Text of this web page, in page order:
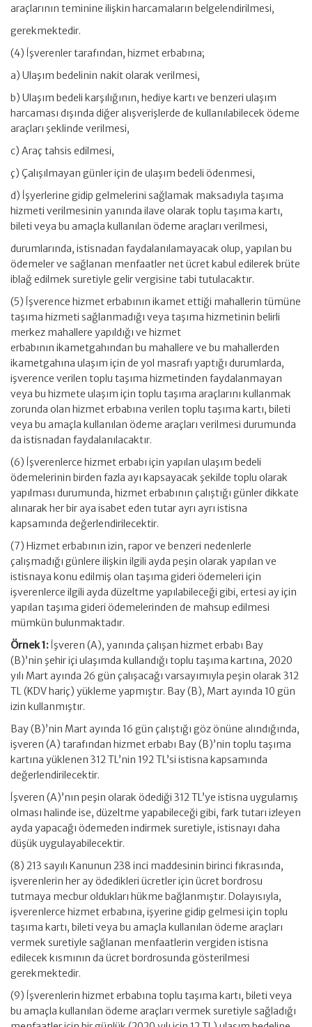
araçlarının teminine ilişkin harcamaların belgelendirilmesi,
gerekmektedir.
(4) İşverenler tarafından, hizmet erbabına;
a) Ulaşım bedelinin nakit olarak verilmesi,
b) Ulaşım bedeli karşılığının, hediye kartı ve benzeri ulaşım
harcaması dışında diğer alışverişlerde de kullanılabilecek ödeme
araçları şeklinde verilmesi,
c) Araç tahsis edilmesi,
ç) Çalışılmayan günler için de ulaşım bedeli ödenmesi,
d) İşyerlerine gidip gelmelerini sağlamak maksadıyla taşıma
hizmeti verilmesinin yanında ilave olarak toplu taşıma kartı,
bileti veya bu amaçla kullanılan ödeme araçları verilmesi,
durumlarında, istisnadan faydalanılamayacak olup, yapılan bu
ödemeler ve sağlanan menfaatler net ücret kabul edilerek brüte
iblağ edilmek suretiyle gelir vergisine tabi tutulacaktır.
(5) İşverence hizmet erbabının ikamet ettiği mahallerin tümüne
taşıma hizmeti sağlanmadığı veya taşıma hizmetinin belirli
merkez mahallere yapıldığı ve hizmet
erbabının ikametgahından bu mahallere ve bu mahallerden
ikametgahına ulaşım için de yol masrafı yaptığı durumlarda,
işverence verilen toplu taşıma hizmetinden faydalanmayan
veya bu hizmete ulaşım için toplu taşıma araçlarını kullanmak
zorunda olan hizmet erbabına verilen toplu taşıma kartı, bileti
veya bu amaçla kullanılan ödeme araçları verilmesi durumunda
da istisnadan faydalanılacaktır.
(6) İşverenlerce hizmet erbabı için yapılan ulaşım bedeli
ödemelerinin birden fazla ayı kapsayacak şekilde toplu olarak
yapılması durumunda, hizmet erbabının çalıştığı günler dikkate
alınarak her bir aya isabet eden tutar ayrı ayrı istisna
kapsamında değerlendirilecektir.
(7) Hizmet erbabının izin, rapor ve benzeri nedenlerle
çalışmadığı günlere ilişkin ilgili ayda peşin olarak yapılan ve
istisnaya konu edilmiş olan taşıma gideri ödemeleri için
işverenlerce ilgili ayda düzeltme yapılabileceği gibi, ertesi ay için
yapılan taşıma gideri ödemelerinden de mahsup edilmesi
mümkün bulunmaktadır.
Örnek 1: İşveren (A), yanında çalışan hizmet erbabı Bay
(B)’nin şehir içi ulaşımda kullandığı toplu taşıma kartına, 2020
yılı Mart ayında 26 gün çalışacağı varsayımıyla peşin olarak 312
TL (KDV hariç) yükleme yapmıştır. Bay (B), Mart ayında 10 gün
izin kullanmıştır.
Bay (B)’nin Mart ayında 16 gün çalıştığı göz önüne alındığında,
işveren (A) tarafından hizmet erbabı Bay (B)’nin toplu taşıma
kartına yüklenen 312 TL’nin 192 TL’si istisna kapsamında
değerlendirilecektir.
İşveren (A)’nın peşin olarak ödediği 312 TL’ye istisna uygulamış
olması halinde ise, düzeltme yapabileceği gibi, fark tutarı izleyen
ayda yapacağı ödemeden indirmek suretiyle, istisnayı daha
düşük uygulayabilecektir.
(8) 213 sayılı Kanunun 238 inci maddesinin birinci fıkrasında,
işverenlerin her ay ödedikleri ücretler için ücret bordrosu
tutmaya mecbur oldukları hükme bağlanmıştır. Dolayısıyla,
işverenlerce hizmet erbabına, işyerine gidip gelmesi için toplu
taşıma kartı, bileti veya bu amaçla kullanılan ödeme araçları
vermek suretiyle sağlanan menfaatlerin vergiden istisna
edilecek kısmının da ücret bordrosunda gösterilmesi
gerekmektedir.
(9) İşverenlerin hizmet erbabına toplu taşıma kartı, bileti veya
bu amaçla kullanılan ödeme araçları vermek suretiyle sağladığı